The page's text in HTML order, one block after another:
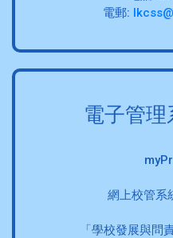
電郵:
電子管
網上校管系
「學校發展與問